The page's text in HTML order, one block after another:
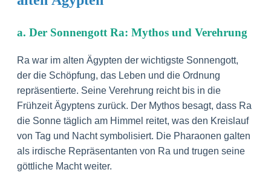
a. Der Sonnengott Ra: Mythos und Verehrung
Ra war im alten Ägypten der wichtigste Sonnengott,
der die Schöpfung, das Leben und die Ordnung
repräsentierte. Seine Verehrung reicht bis in die
Frühzeit Ägyptens zurück. Der Mythos besagt, dass Ra
die Sonne täglich am Himmel reitet, was den Kreislauf
von Tag und Nacht symbolisiert. Die Pharaonen galten
als irdische Repräsentanten von Ra und trugen seine
göttliche Macht weiter.